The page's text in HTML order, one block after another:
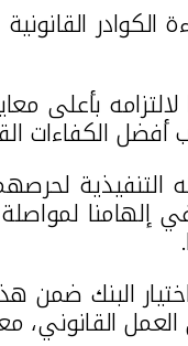
بأعلى
الكفاءات
لحرصهم
البنك
القانوني،